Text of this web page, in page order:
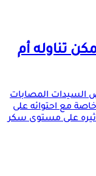
تناوله أم
السيدات المصابات
مع احتوائه على
على مستوى سكر